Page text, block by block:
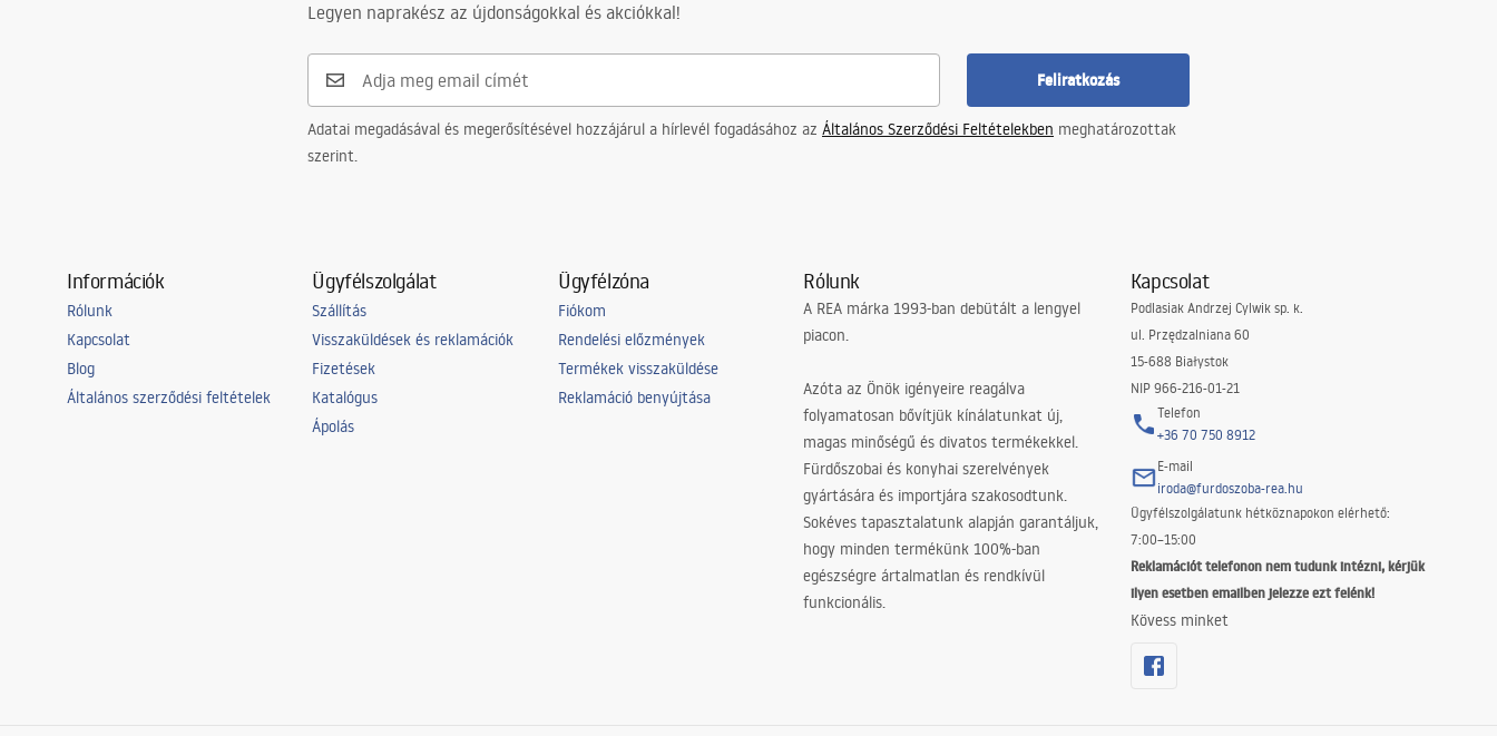
Legyen naprakész az újdonságokkal és akciókkal!
Feliratkozás
Adatai megadásával és megerősítésével hozzájárul a hírlevél fogadásához az Általános Szerződési Feltételekben meghatározottak
szerint.
Információk
Rólunk
Kapcsolat
Blog
Általános szerződési feltételek
Ügyfélszolgálat
Szállítás
Visszaküldések és reklamációk
Fizetések
Katalógus
Ápolás
Ügyfélzóna
Fiókom
Rendelési előzmények
Termékek visszaküldése
Reklamáció benyújtása
Rólunk
A REA márka 1993-ban debütált a lengyel
piacon.
Azóta az Önök igényeire reagálva
folyamatosan bővítjük kínálatunkat új,
magas minőségű és divatos termékekkel.
Fürdőszobai és konyhai szerelvények
gyártására és importjára szakosodtunk.
Sokéves tapasztalatunk alapján garantáljuk,
hogy minden termékünk 100%-ban
egészségre ártalmatlan és rendkívül
funkcionális.
Kapcsolat
Podlasiak Andrzej Cylwik sp. k.
ul. Przędzalniana 60
15-688 Białystok
NIP 966-216-01-21
Telefon
+36 70 750 8912
E-mail
iroda@furdoszoba-rea.hu
Ügyfélszolgálatunk hétköznapokon elérhető:
7:00–15:00
Reklamációt telefonon nem tudunk intézni, kérjük
ilyen esetben emailben jelezze ezt felénk!
Kövess minket